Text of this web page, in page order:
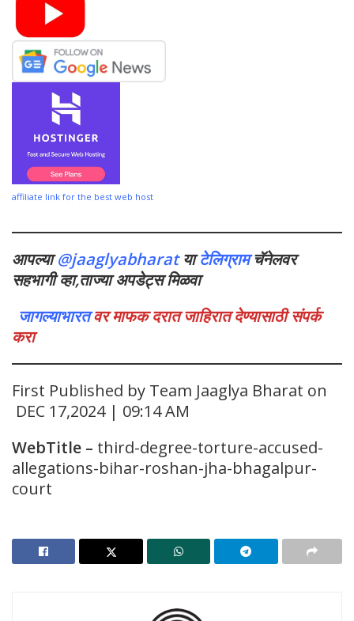
affiliate link for the best web host
आपल्या@jaaglyabharatयाटेलिग्रामचॅनेलवर
सहभागी व्हा,ताज्या अपडेट्स मिळवा
जागल्याभारतवर माफक दरात जाहिरात देण्यासाठी संपर्क
करा
First Published by Team Jaaglya Bharat on
DEC 17,2024 | 09:14 AM
WebTitle – third-degree-torture-accused-
allegations-bihar-roshan-jha-bhagalpur-
court